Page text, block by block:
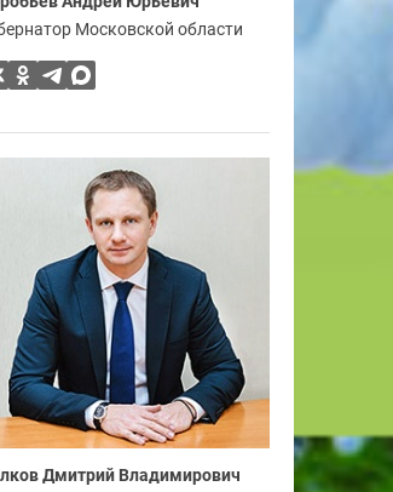
Московской области
Дмитрий Владимирович